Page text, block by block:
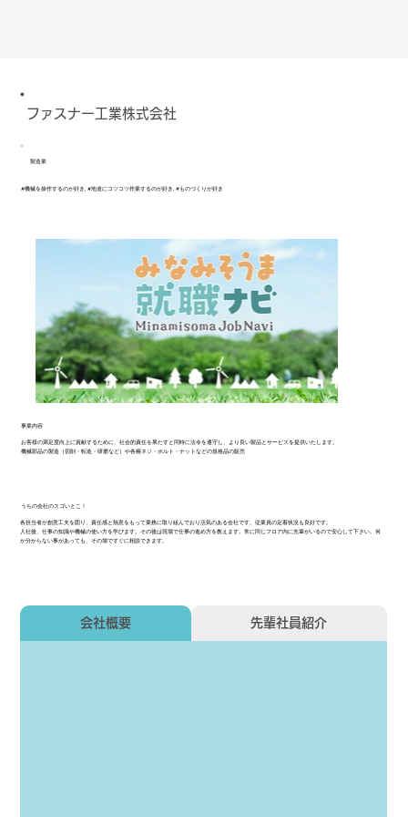
事業内容
お客様の満足度向上に貢献するために、社会的責任を果たすと同時に法令を遵守し、より良い製品とサービスを提供いたします。
機械部品の製造（切削・転造・研磨など）や各種ネジ・ボルト・ナットなどの規格品の販売
うちの会社のスゴいとこ！
各担当者が創意工夫を図り、責任感と熱意をもって業務に取り組んでおり活気のある会社です。従業員の定着状況も良好です。
入社後、仕事の知識や機械の使い方を学びます。その後は現場で仕事の進め方を教えます。常に同じフロア内に先輩がいるので安心して下さい。何
か分からない事があっても、その場ですぐに相談できます。
会社概要 先輩社員紹介
ファスナー工業株式会社
製造業
#機械を操作するのが好き, #地道にコツコツ作業するのが好き, #ものづくりが好き